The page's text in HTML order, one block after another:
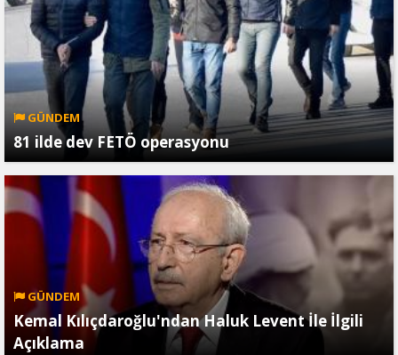
GÜNDEM
81 ilde dev FETÖ operasyonu
GÜNDEM
Kemal Kılıçdaroğlu'ndan Haluk Levent İle İlgili
Açıklama